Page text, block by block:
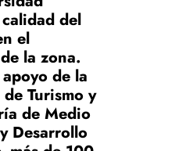
del
el
la zona.
de la
Turismo y
de Medio
Desarrollo